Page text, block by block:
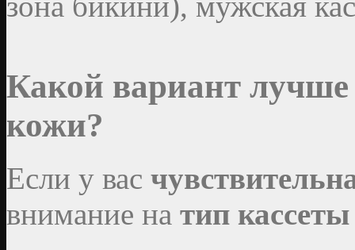
Какой вариант лучше
кожи?
Если у вас
внимание на тип